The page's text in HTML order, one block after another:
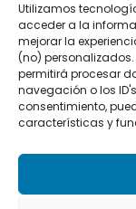
Utilizamos
acceder a la
mejorar la
(no)
permitirá procesar
navegación o los
consentimiento,
características y
+34 662
SÍGUENOS